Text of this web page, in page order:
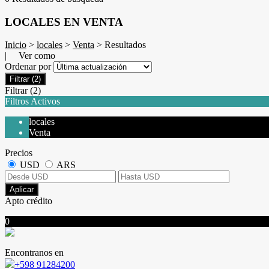
LOCALES EN VENTA
Inicio > locales > Venta > Resultados
| Ver como
Ordenar por
Filtrar (2)
Filtrar (2)
Filtros Activos
locales
Venta
Precios
USD
ARS
Aplicar
Apto crédito
0
Encontranos en
+598 91284200